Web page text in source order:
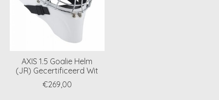
AXIS 1.5 Goalie Helm
(JR) Gecertificeerd Wit
€269,00